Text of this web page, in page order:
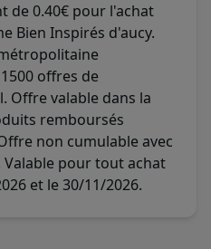
de 0.40€ pour l'achat
Bien Inspirés d'aucy.
offres de
Offre valable dans la
remboursés
non cumulable avec
Valable pour tout achat
et le 30/11/2026.